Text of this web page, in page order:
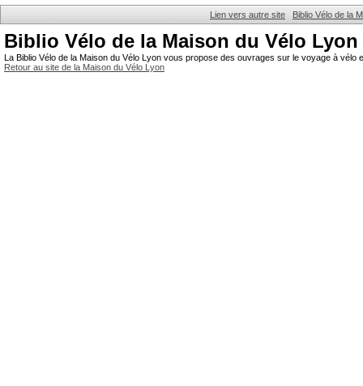
Lien vers autre site Biblio Vélo de la
Biblio Vélo de la Maison du Vélo Lyon
La Biblio Vélo de la Maison du Vélo Lyon vous propose des ouvrages sur le voyage à
Retour au site de la Maison du Vélo Lyon